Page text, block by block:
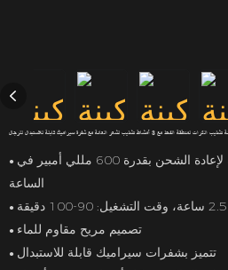
● بطارية ليثيوم أيون مدمجة قابلة لإعادة الشحن بقدرة 600 مللي أمبير في
الساعة
●
● تصميم مريح مقاوم للماء
● تتميز بشفرات سيراميك قابلة للاستبدال